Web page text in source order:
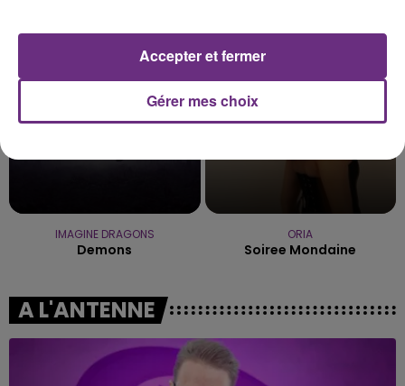
IMAGINE DRAGONS
Demons
ORIA
Soiree Mondaine
A L'ANTENNE
Gérer mes choix
Accepter et fermer